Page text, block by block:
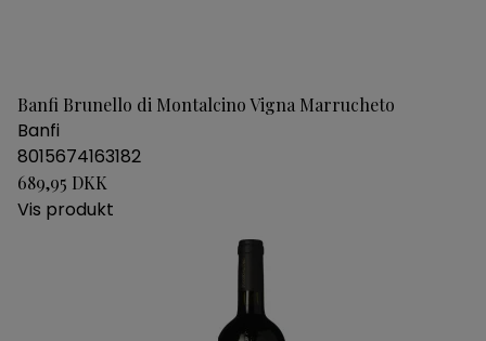
Banfi Brunello di Montalcino Vigna Marrucheto
Banfi
8015674163182
689,95 DKK
Vis produkt